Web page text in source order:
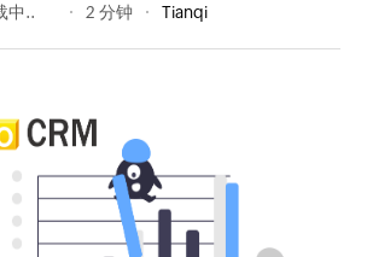
阅读量 2 分钟 Tianqi